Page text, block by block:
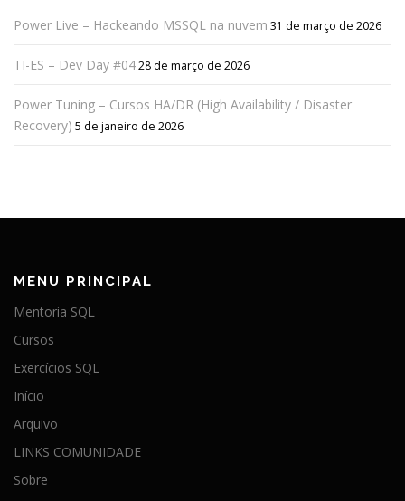
Power Live – Hackeando MSSQL na nuvem 31 de março de 2026
TI-ES – Dev Day #0428 de março de 2026
Power Tuning – Cursos HA/DR (High Availability / Disaster
Recovery) 5 de janeiro de 2026
MENU PRINCIPAL
Mentoria SQL
Cursos
Exercícios SQL
Início
Arquivo
LINKS COMUNIDADE
Sobre